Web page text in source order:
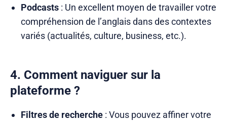
Podcasts: Un excellent moyen de travailler votre
compréhension de l’anglais dans des contextes
variés (actualités, culture, business, etc.).
4. Comment naviguer sur la
plateforme ?
Filtres de recherche: Vous pouvez affiner votre